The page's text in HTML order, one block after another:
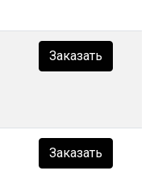
Заказать
Заказать